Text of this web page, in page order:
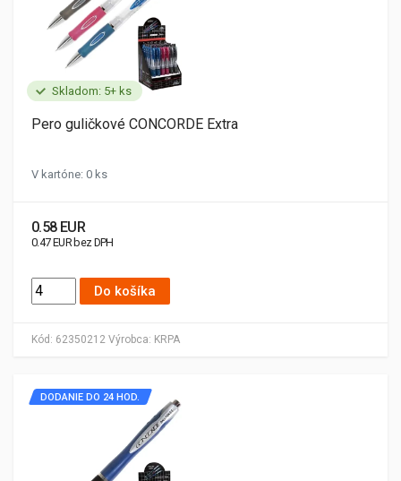
Skladom: 5+ ks
Kód: 62350212 Výrobca: KRPA
Pero guličkové CONCORDE Extra
V kartóne: 0 ks
0.58 EUR
0.47 EUR bez DPH
Do košíka
DODANIE DO 24 HOD.